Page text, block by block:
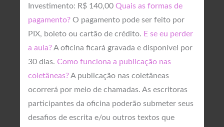
Investimento: R$ 140,00 Quais as formas de
pagamento? O pagamento pode ser feito por
PIX, boleto ou cartão de crédito. E se eu perder
a aula? A oficina ficará gravada e disponível por
30 dias. Como funciona a publicação nas
coletâneas? A publicação nas coletâneas
ocorrerá por meio de chamadas. As escritoras
participantes da oficina poderão submeter seus
desafios de escrita e/ou outros textos que